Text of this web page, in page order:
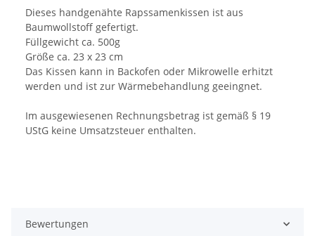
Dieses handgenähte Rapssamenkissen ist aus
Baumwollstoff gefertigt.
Füllgewicht ca. 500g
Größe ca. 23 x 23 cm
Das Kissen kann in Backofen oder Mikrowelle erhitzt
werden und ist zur Wärmebehandlung geeingnet.
Im ausgewiesenen Rechnungsbetrag ist gemäß § 19
UStG keine Umsatzsteuer enthalten.
Bewertungen